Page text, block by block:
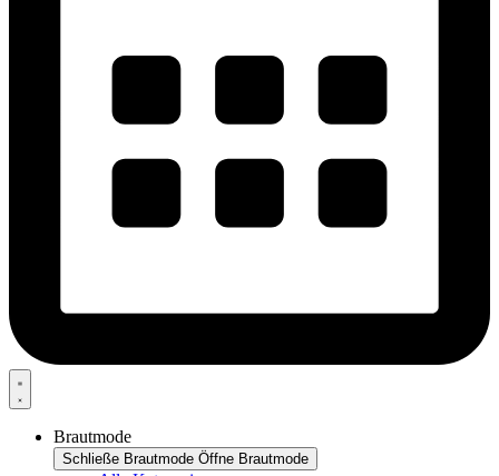
Brautmode
Schließe Brautmode Öffne Brautmode